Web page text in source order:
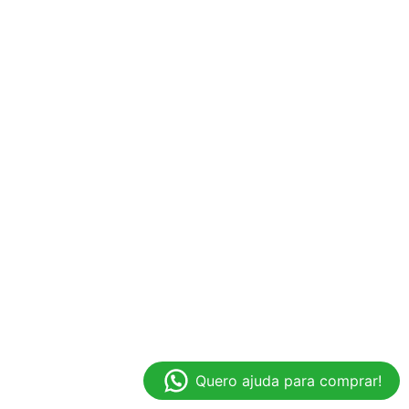
Quero ajuda para comprar!